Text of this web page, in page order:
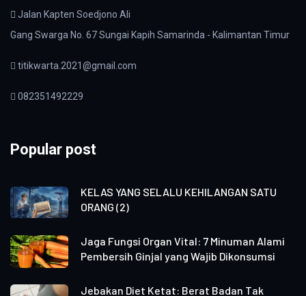
Jalan Kapten Soedjono Ali
Gang Swarga No. 67 Sungai Kapih Samarinda - Kalimantan Timur
titikwarta.2021@gmail.com
082351492229
Popular post
KELAS YANG SELALU KEHILANGAN SATU
ORANG (2)
Jaga Fungsi Organ Vital: 7 Minuman Alami
Pembersih Ginjal yang Wajib Dikonsumsi
Jebakan Diet Ketat: Berat Badan Tak